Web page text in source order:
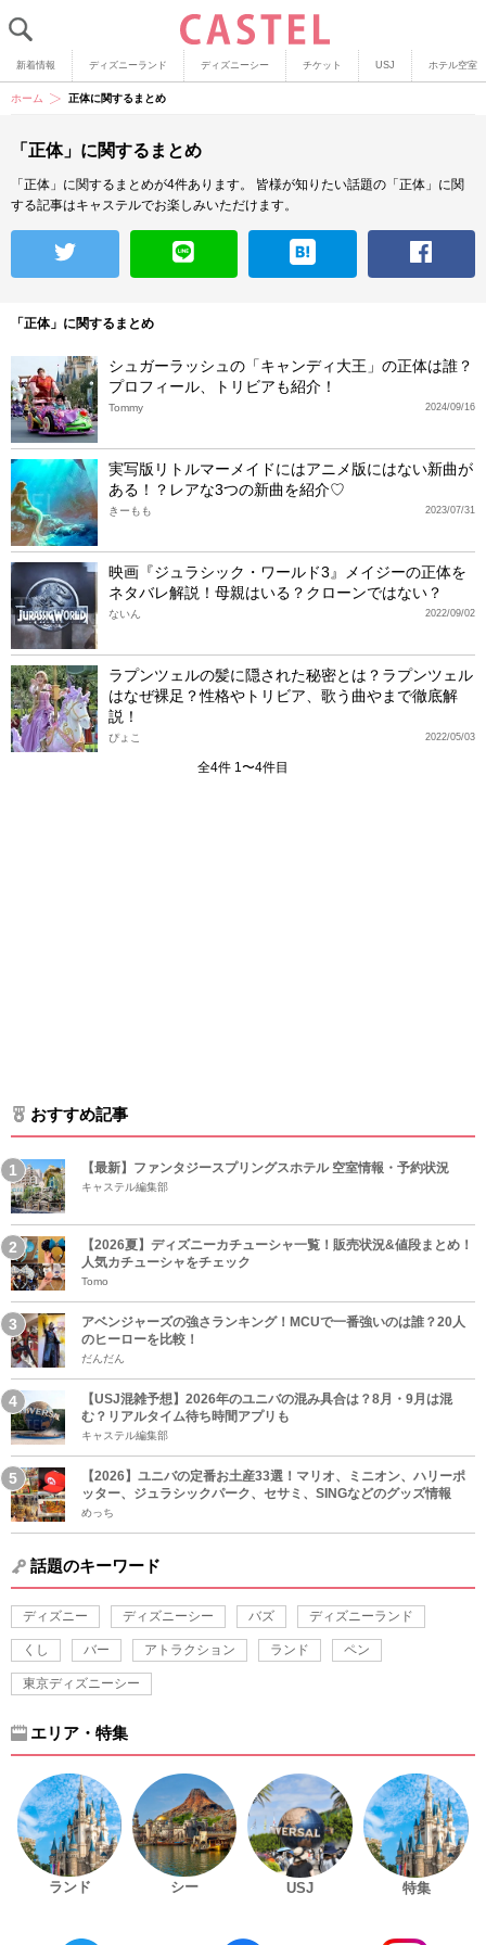
新着情報 ディズニーランド ディズニーシー チケット USJ ホテル空室
ホーム 正体に関するまとめ
「正体」に関するまとめ
「正体」に関するまとめが4件あります。
皆様が知りたい話題の「正体」に関
する記事はキャステルでお楽しみいただけます。
「正体」に関するまとめ
シュガーラッシュの「キャンディ大王」の正体は誰？
プロフィール、トリビアも紹介！
2024/09/16
Tommy
実写版リトルマーメイドにはアニメ版にはない新曲が
ある！？レアな3つの新曲を紹介♡
2023/07/31
きーもも
映画『ジュラシック・ワールド3』メイジーの正体を
ネタバレ解説！母親はいる？クローンではない？
2022/09/02
ないん
ラプンツェルの髪に隠された秘密とは？ラプンツェル
はなぜ裸足？性格やトリビア、歌う曲やまで徹底解
説！
2022/05/03
ぴょこ
全4件 1〜4件目
おすすめ記事
【最新】ファンタジースプリングスホテル 空室情報・予約状況
キャステル編集部
【2026夏】ディズニーカチューシャ一覧！販売状況&値段まとめ！
人気カチューシャをチェック
Tomo
アベンジャーズの強さランキング！MCUで一番強いのは誰？20人
のヒーローを比較！
だんだん
【USJ混雑予想】2026年のユニバの混み具合は？8月・9月は混
む？リアルタイム待ち時間アプリも
キャステル編集部
【2026】ユニバの定番お土産33選！マリオ、ミニオン、ハリーポ
ッター、ジュラシックパーク、セサミ、SINGなどのグッズ情報
めっち
話題のキーワード
ディズニー ディズニーシー バズ ディズニーランド
くし バー アトラクション ランド ペン
東京ディズニーシー
エリア・特集
ランド シー USJ 特集